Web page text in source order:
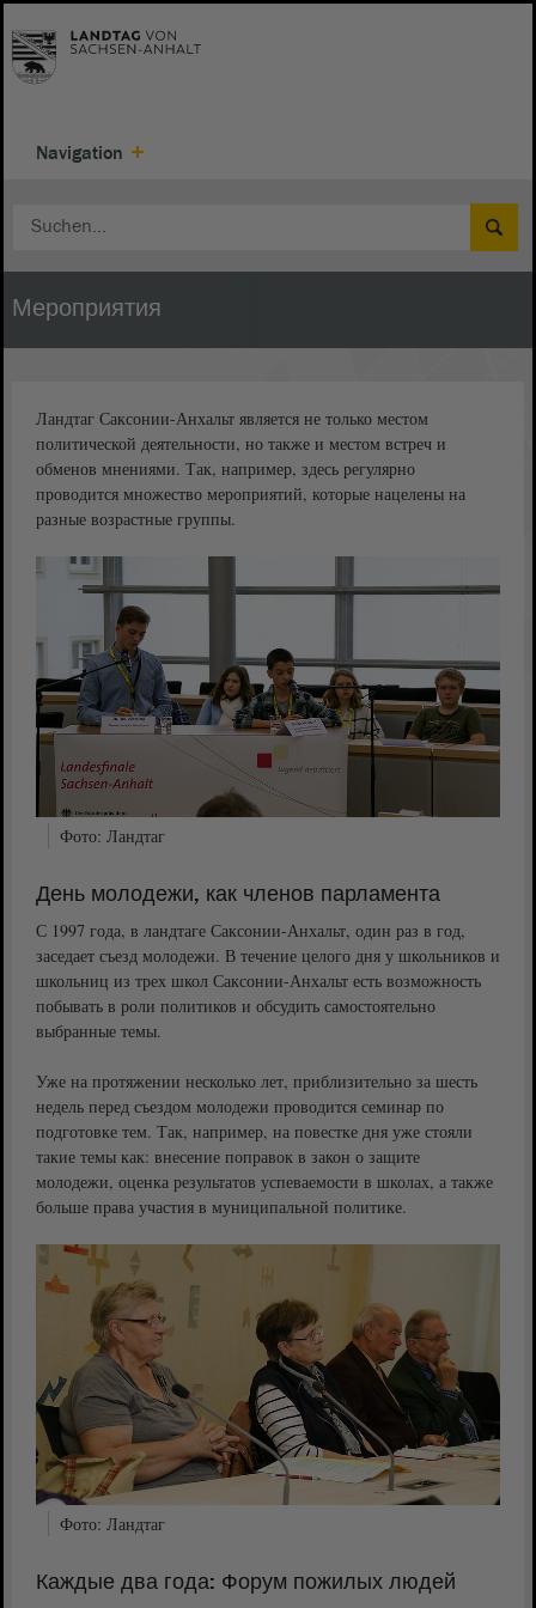
Navigation
Мероприятия
Ландтаг Саксонии-Анхальт является не только местом
политической деятельности, но также и местом встреч и
обменов мнениями. Так, например, здесь регулярно
проводится множество мероприятий, которые нацелены на
разные возрастные группы.
Фото: Ландтаг
День молодежи, как членов парламента
С 1997 года, в ландтаге Саксонии-Анхальт, один раз в год,
заседает съезд молодежи. В течение целого дня у школьников и
школьниц из трех школ Саксонии-Анхальт есть возможность
побывать в роли политиков и обсудить самостоятельно
выбранные темы.
Уже на протяжении несколько лет, приблизительно за шесть
недель перед съездом молодежи проводится семинар по
подготовке тем. Так, например, на повестке дня уже стояли
такие темы как: внесение поправок в закон о защите
молодежи, оценка результатов успеваемости в школах, а также
больше права участия в муниципальной политике.
Фото: Ландтаг
Каждые два года: Форум пожилых людей